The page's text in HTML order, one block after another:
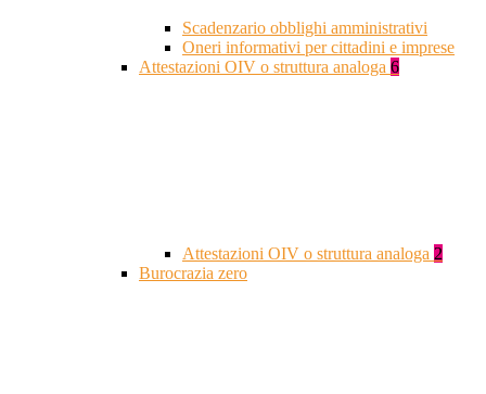
Scadenzario obblighi amministrativi
Oneri informativi per cittadini e imprese
Attestazioni OIV o struttura analoga 6
Attestazioni OIV o struttura analoga 2
Burocrazia zero